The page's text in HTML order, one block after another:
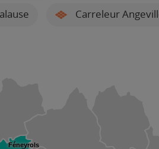
Carreleur
Féneyrols